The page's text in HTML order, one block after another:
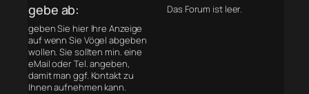
gebe ab:
geben Sie hier Ihre Anzeige
auf wenn Sie Vögel abgeben
wollen. Sie sollten min. eine
eMail oder Tel. angeben,
damit man ggf. Kontakt zu
Ihnen aufnehmen kann.
Das Forum ist leer.